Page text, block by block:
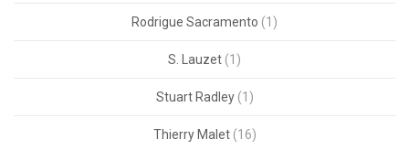
Rodrigue Sacramento (1)
S. Lauzet (1)
Stuart Radley(1)
Thierry Malet(16)